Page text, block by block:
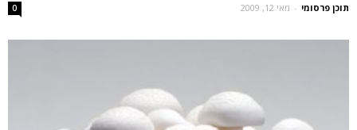
תוכן פרסומי - מאי 12, 2009 0